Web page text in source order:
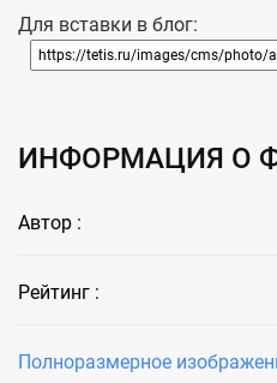
Для вставки в блог:
ИНФОРМАЦИЯ О
Автор :
Рейтинг :
Полноразмерное